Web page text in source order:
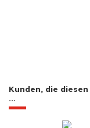
Kunden, die
...